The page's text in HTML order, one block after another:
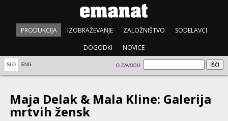
PRODUKCIJA IZOBRAŽEVANJE ZALOŽNIŠTVO SODELAVCI
DOGODKI NOVICE
SLO ENG O ZAVODU
Maja Delak & Mala Kline: Galerija
mrtvih žensk